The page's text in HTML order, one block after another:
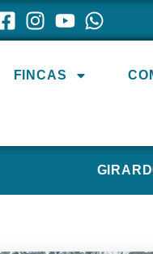
FINCAS